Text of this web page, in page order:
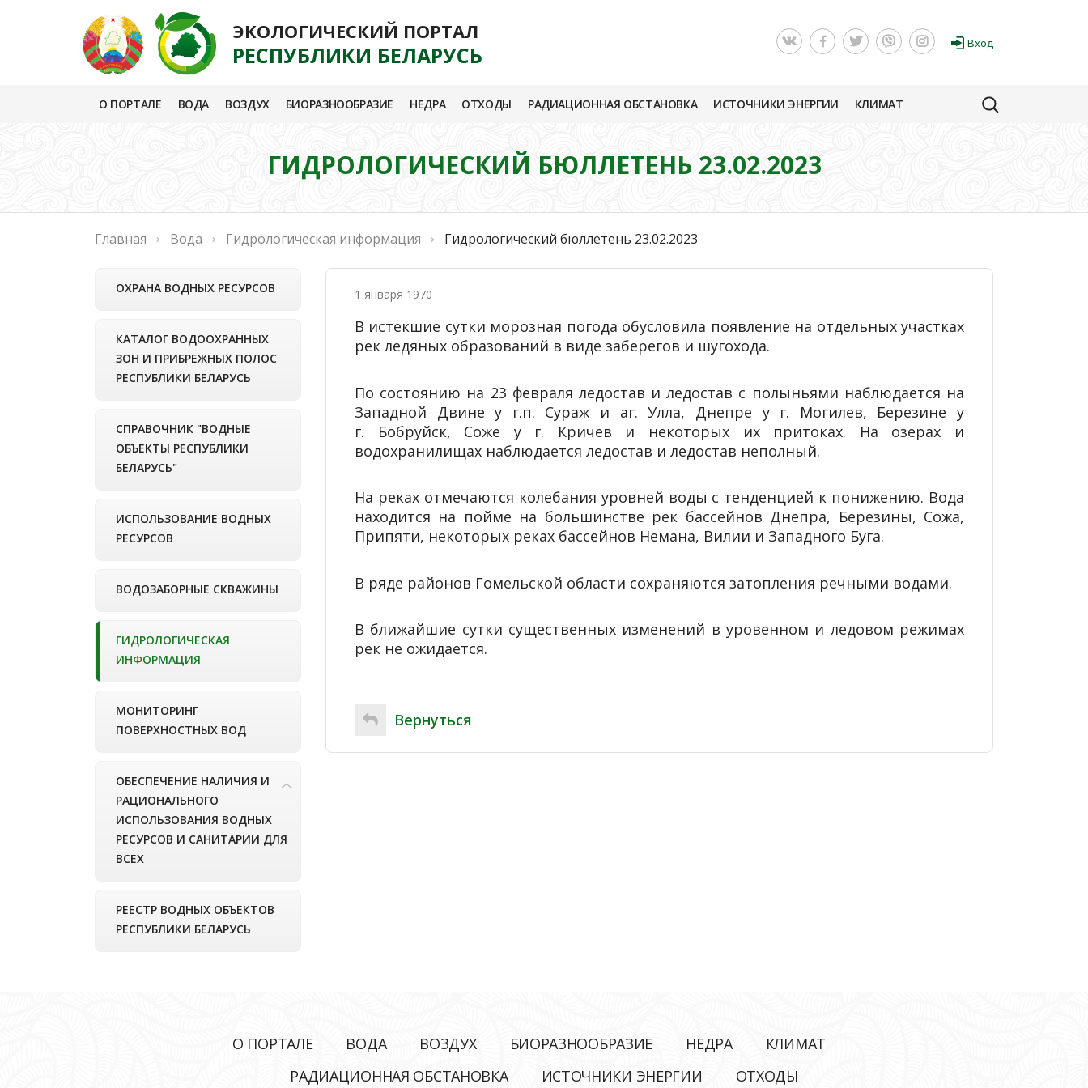
ЭКОЛОГИЧЕСКИЙ ПОРТАЛ
РЕСПУБЛИКИ БЕЛАРУСЬ Вход
О ПОРТАЛЕ ВОДА ВОЗДУХ БИОРАЗНООБРАЗИЕ НЕДРА ОТХОДЫ РАДИАЦИОННАЯ ОБСТАНОВКА ИСТОЧНИКИ ЭНЕРГИИ КЛИМАТ
ГИДРОЛОГИЧЕСКИЙ БЮЛЛЕТЕНЬ 23.02.2023
Главная Вода Гидрологическая информация Гидрологический бюллетень 23.02.2023
1 января 1970
В истекшие сутки морозная погода обусловила появление на отдельных участках
рек ледяных образований в виде заберегов и шугохода.
По состоянию на 23 февраля ледостав и ледостав с полыньями наблюдается на
Западной Двине у г.п. Сураж и аг. Улла, Днепре у г. Могилев, Березине у
г. Бобруйск, Соже у г. Кричев и некоторых их притоках. На озерах и
водохранилищах наблюдается ледостав и ледостав неполный.
На реках отмечаются колебания уровней воды с тенденцией к понижению. Вода
находится на пойме на большинстве рек бассейнов Днепра, Березины, Сожа,
Припяти, некоторых реках бассейнов Немана, Вилии и Западного Буга.
В ряде районов Гомельской области сохраняются затопления речными водами.
В ближайшие сутки существенных изменений в уровенном и ледовом режимах
рек не ожидается.
Вернуться
ОХРАНА ВОДНЫХ РЕСУРСОВ
КАТАЛОГ ВОДООХРАННЫХ
ЗОН И ПРИБРЕЖНЫХ ПОЛОС
РЕСПУБЛИКИ БЕЛАРУСЬ
СПРАВОЧНИК "ВОДНЫЕ
ОБЪЕКТЫ РЕСПУБЛИКИ
БЕЛАРУСЬ"
ИСПОЛЬЗОВАНИЕ ВОДНЫХ
РЕСУРСОВ
ВОДОЗАБОРНЫЕ СКВАЖИНЫ
ГИДРОЛОГИЧЕСКАЯ
ИНФОРМАЦИЯ
МОНИТОРИНГ
ПОВЕРХНОСТНЫХ ВОД
ОБЕСПЕЧЕНИЕ НАЛИЧИЯ И
РАЦИОНАЛЬНОГО
ИСПОЛЬЗОВАНИЯ ВОДНЫХ
РЕСУРСОВ И САНИТАРИИ ДЛЯ
ВСЕХ
РЕЕСТР ВОДНЫХ ОБЪЕКТОВ
РЕСПУБЛИКИ БЕЛАРУСЬ
О ПОРТАЛЕ ВОДА ВОЗДУХ БИОРАЗНООБРАЗИЕ НЕДРА
КЛИМАТ
РАДИАЦИОННАЯ ОБСТАНОВКА
ИСТОЧНИКИ ЭНЕРГИИ ОТХОДЫ